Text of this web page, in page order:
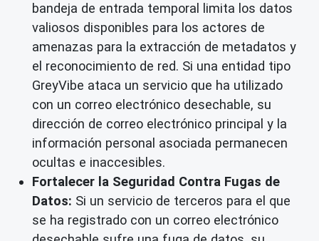
bandeja de entrada temporal limita los datos
valiosos disponibles para los actores de
amenazas para la extracción de metadatos y
el reconocimiento de red. Si una entidad tipo
GreyVibe ataca un servicio que ha utilizado
con un correo electrónico desechable, su
dirección de correo electrónico principal y la
información personal asociada permanecen
ocultas e inaccesibles.
Fortalecer la Seguridad Contra Fugas de
Datos: Si un servicio de terceros para el que
se ha registrado con un correo electrónico